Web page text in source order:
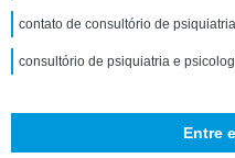
contato de consultório de
consultório de psiquiatria e
Entre